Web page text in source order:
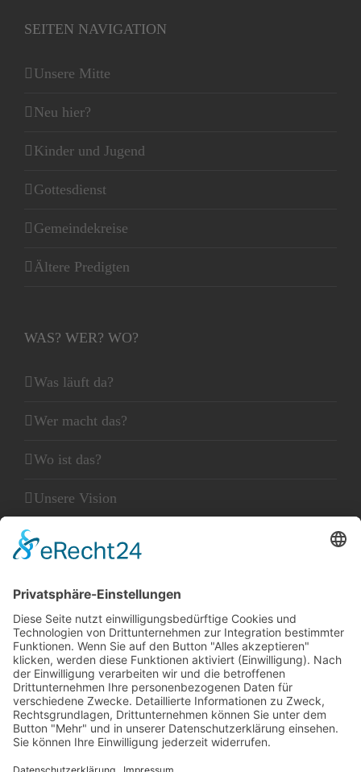
SEITEN NAVIGATION
Unsere Mitte
Neu hier?
Kinder und Jugend
Gottesdienst
Gemeindekreise
Ältere Predigten
WAS? WER? WO?
Was läuft da?
Wer macht das?
Wo ist das?
Unsere Vision
Unser Leitbild
KLEINGEDRUCKTES
Kontakt
Datenschutz
Impressum